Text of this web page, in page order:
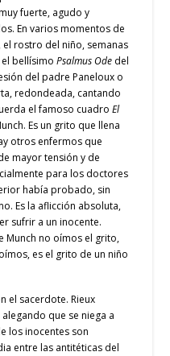
fuerte, agudo y
En varios momentos de
rostro del niño, semanas
el bellísimoPsalmus Ode del
del padre Paneloux o
redondeada, cantando
el famoso cuadroEl
Es un grito que llena
otros enfermos que
mayor tensión y de
para los doctores
había probado, sin
Es la aflicción absoluta,
sufrir a un inocente.
Munch no oímos el grito,
es el grito de un niño
el sacerdote. Rieux
que se niega a
los inocentes son
entre las antitéticas del